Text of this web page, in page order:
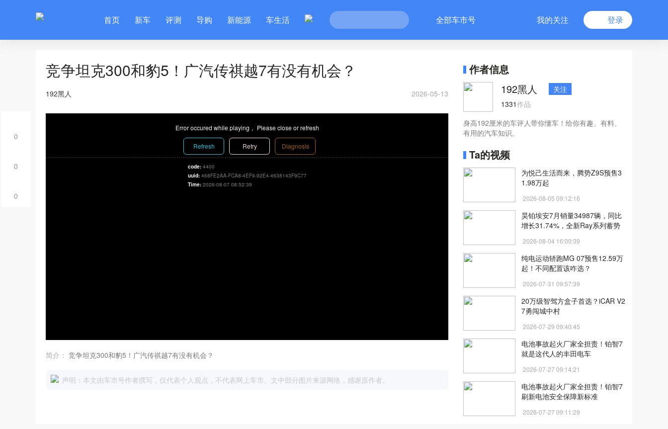
首页 新车 评测 导购 新能源 车生活 全部车市号 我的关注 登录
0
0
0
竞争坦克300和豹5！广汽传祺越7有没有机会？
192黑人 2026-05-13
Error occured while playing， Please close or refresh
Refresh Retry Diagnosis
code: 4400
uuid: 468FE2AA-FCA8-4EF9-92E4-4638143F9C77
Time: 2026-08-07 08:52:39
简介： 竞争坦克300和豹5！广汽传祺越7有没有机会？
声明：本文由车市号作者撰写，仅代表个人观点，不代表网上车市。文中部分图片来源网络，感谢原作者。
作者信息
192黑人
关注
1331作品
身高192厘米的车评人带你懂车！给你有趣、有料、
有用的汽车知识。
Ta的视频
为悦己生活而来，腾势Z9S预售3
1.98万起
2026-08-05 09:12:16
昊铂埃安7月销量34987辆，同比
增长31.74%，全新Ray系列蓄势
2026-08-04 16:00:39
纯电运动轿跑MG 07预售12.59万
起！不同配置该咋选？
2026-07-31 09:57:39
20万级智驾方盒子首选？iCAR V2
7勇闯城中村
2026-07-29 09:40:45
电池事故起火厂家全担责！铂智7
就是这代人的丰田电车
2026-07-27 09:14:21
电池事故起火厂家全担责！铂智7
刷新电池安全保障新标准
2026-07-27 09:11:29